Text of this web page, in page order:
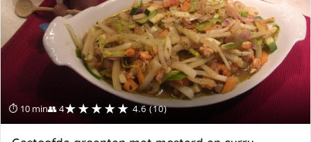
⏱ 10 min👥 4★★★★★ 4.6 (10)